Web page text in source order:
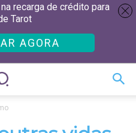
recarga de crédito para
Tarot
AGORA